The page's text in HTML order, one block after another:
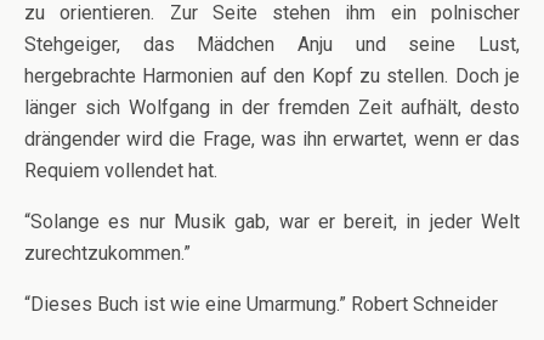
zu orientieren. Zur Seite stehen ihm ein polnischer
Stehgeiger, das Mädchen Anju und seine Lust,
hergebrachte Harmonien auf den Kopf zu stellen. Doch je
länger sich Wolfgang in der fremden Zeit aufhält, desto
drängender wird die Frage, was ihn erwartet, wenn er das
Requiem vollendet hat.
“Solange es nur Musik gab, war er bereit, in jeder Welt
zurechtzukommen.”
“Dieses Buch ist wie eine Umarmung.” Robert Schneider